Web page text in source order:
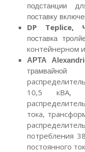
подстанции
поставку
DP Teplice,
поставка
контейнерном
APTA
трамвайной
10,5 кВА,
тока,
потребления
постоянного